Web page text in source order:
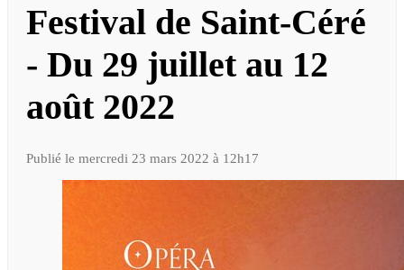
Festival de Saint-Céré
- Du 29 juillet au 12
août 2022
Publié le mercredi 23 mars 2022 à 12h17